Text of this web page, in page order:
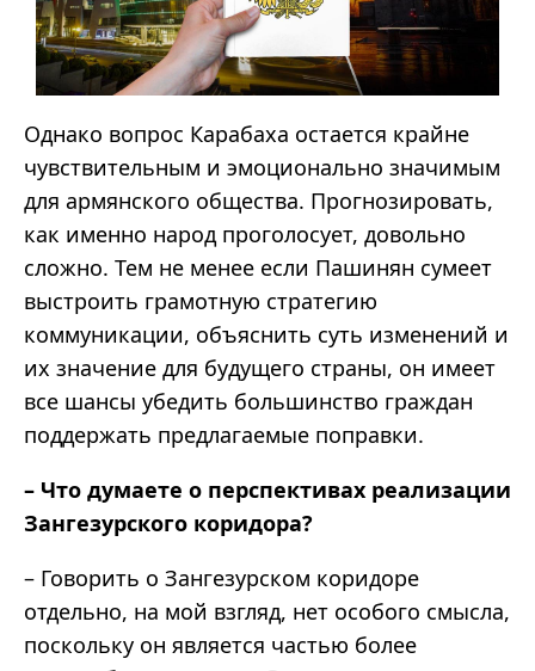
Однако вопрос Карабаха остается крайне
чувствительным и эмоционально значимым
для армянского общества. Прогнозировать,
как именно народ проголосует, довольно
сложно. Тем не менее если Пашинян сумеет
выстроить грамотную стратегию
коммуникации, объяснить суть изменений и
их значение для будущего страны, он имеет
все шансы убедить большинство граждан
поддержать предлагаемые поправки.
– Что думаете о перспективах реализации
Зангезурского коридора?
– Говорить о Зангезурском коридоре
отдельно, на мой взгляд, нет особого смысла,
поскольку он является частью более